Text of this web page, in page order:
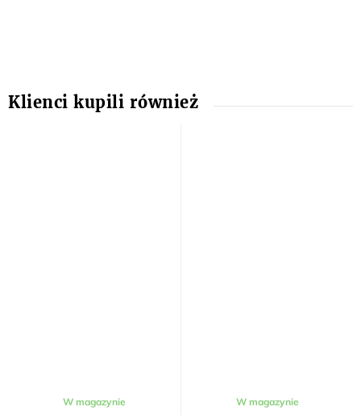
W magazynie W magazynie